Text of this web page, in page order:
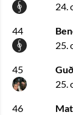
24.
44
25.
45
25.
46